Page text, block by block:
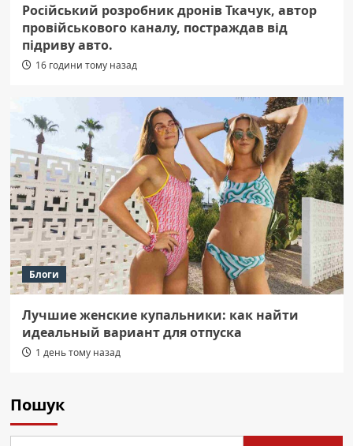
Російський розробник дронів Ткачук, автор
провійськового каналу, постраждав від
підриву авто.
16 години тому назад
Блоги
Лучшие женские купальники: как найти
идеальный вариант для отпуска
1 день тому назад
Пошук